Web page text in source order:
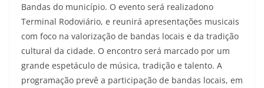
Bandas do município. O evento será realizadono
Terminal Rodoviário, e reunirá apresentações musicais
com foco na valorização de bandas locais e da tradição
cultural da cidade. O encontro será marcado por um
grande espetáculo de música, tradição e talento. A
programação prevê a participação de bandas locais, em